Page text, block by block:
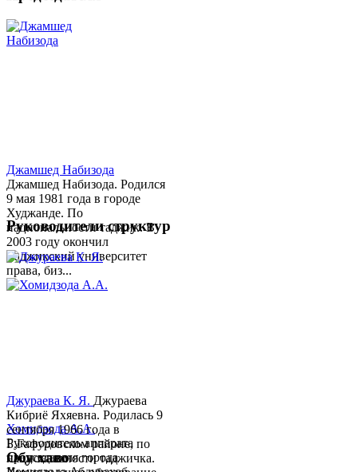
Джамшед Набизода
Джамшед Набизода. Родился
9 мая 1981 года в городе
Худжанде. По
национальности таджик. В
2003 году окончил
Таджикский университет
права, биз...
Хомидзода А.А.
Руководитель аппарата
председателя города
Руководители структур
Джураева К. Я. Джураева
Кибриё Яхяевна. Родилась 9
сентября 1966 года в
Б.Гафуровском районе, по
национальности таджичка.
Обу хаво